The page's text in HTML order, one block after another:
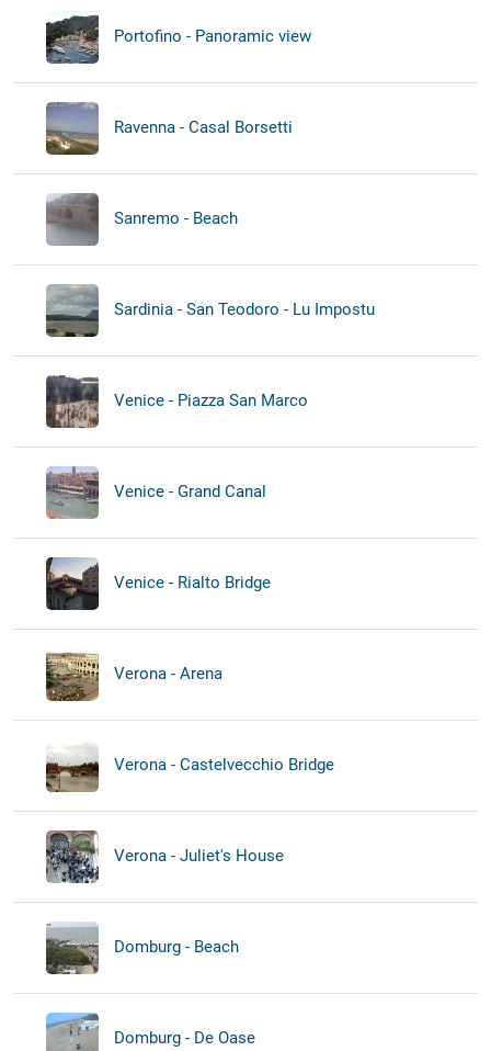
Portofino - Panoramic view
Ravenna - Casal Borsetti
Sanremo - Beach
Sardinia - San Teodoro - Lu Impostu
Venice - Piazza San Marco
Venice - Grand Canal
Venice - Rialto Bridge
Verona - Arena
Verona - Castelvecchio Bridge
Verona - Juliet's House
Domburg - Beach
Domburg - De Oase